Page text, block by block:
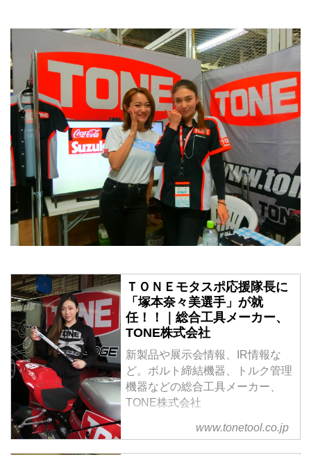
ＴＯＮＥモタスポ応援隊長に
「塚本奈々美選手」が就
任！！｜総合工具メーカー、
TONE株式会社
新製品や展示会情報、IR情報な
ど。ボルト締結機器、トルク管理
機器などの総合工具メーカー、
TONE株式会社
www.tonetool.co.jp